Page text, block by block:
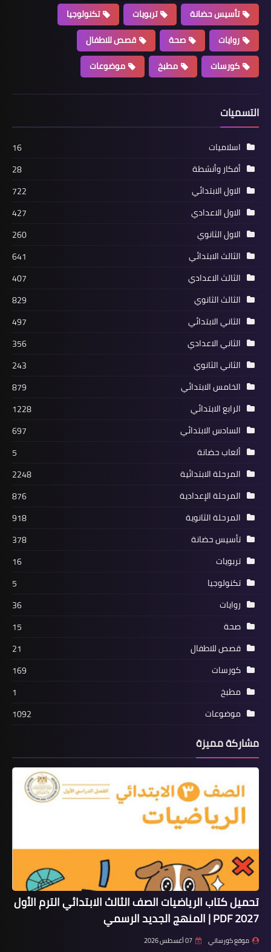
تأسيس حضانة
تربويات
تكنولوجيا
روايات
صحة
قصص للاطفال
كورسات
مطبخ موضوعات
التسميات
اسلاميات
16
أفكار وأنشطة
28
الاول الابتدائي
722
الاول الاعدادي
427
الاول الثانوي
260
الثالث الابتدائي
641
الثالث الاعدادي
407
الثالث الثانوي
829
الثاني الابتدائي
497
الثاني الاعدادي
356
الثاني الثانوي
243
الخامس الابتدائي
879
الرابع الابتدائي
1228
السادس الابتدائي
697
ألعاب حضانة
5
المرحلة الابتدائية
2248
المرحلة الإعدادية
876
المرحلة الثانوية
918
تأسيس حضانة
378
تربويات
16
تكنولوجيا
5
روايات
36
صحة
15
قصص للاطفال
21
كورسات
169
مطبخ
1
موضوعات
1092
مشاركة مميزة
تحميل كتاب الرياضيات الصف الثالث الابتدائي الترم الأول
2027 PDF | المنهج الجديد الرسمي
موقع كورساتي 07 أغسطس 2026